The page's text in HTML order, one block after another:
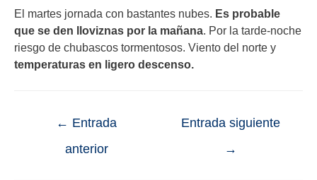
El martes jornada con bastantes nubes. Es probable
que se den lloviznas por la mañana. Por la tarde-noche
riesgo de chubascos tormentosos. Viento del norte y
temperaturas en ligero descenso.
← Entrada
anterior
Entrada siguiente
→